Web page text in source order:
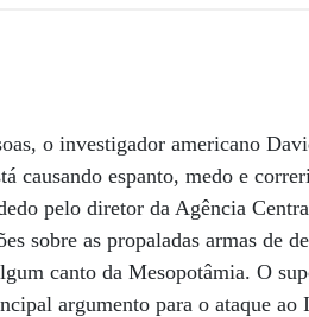
o investigador americano
causando espanto, medo e
pelo diretor da Agência
sobre as propaladas armas de
canto da Mesopotâmia. O
argumento para o ataque ao